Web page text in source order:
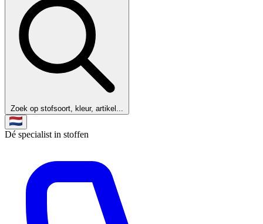
Zoek op stofsoort, kleur, artikel...
Dé specialist in stoffen